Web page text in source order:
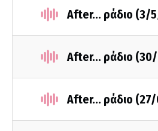
After... ράδιο (3/
After... ράδιο
After... ράδιο